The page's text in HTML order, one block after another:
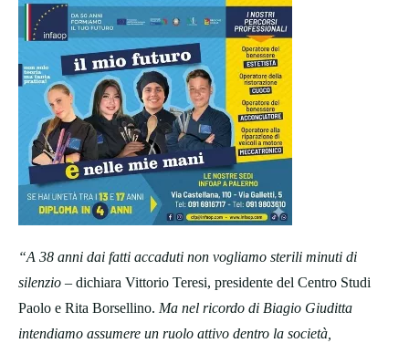
“A 38 anni dai fatti accaduti non vogliamo sterili minuti di
silenzio – dichiara Vittorio Teresi, presidente del Centro Studi
Paolo e Rita Borsellino. Ma nel ricordo di Biagio Giuditta
intendiamo assumere un ruolo attivo dentro la società,